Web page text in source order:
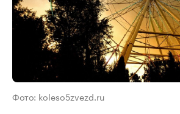
Фото: koleso5zvezd.ru